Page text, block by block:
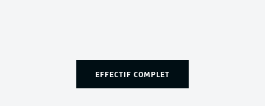
EFFECTIF COMPLET